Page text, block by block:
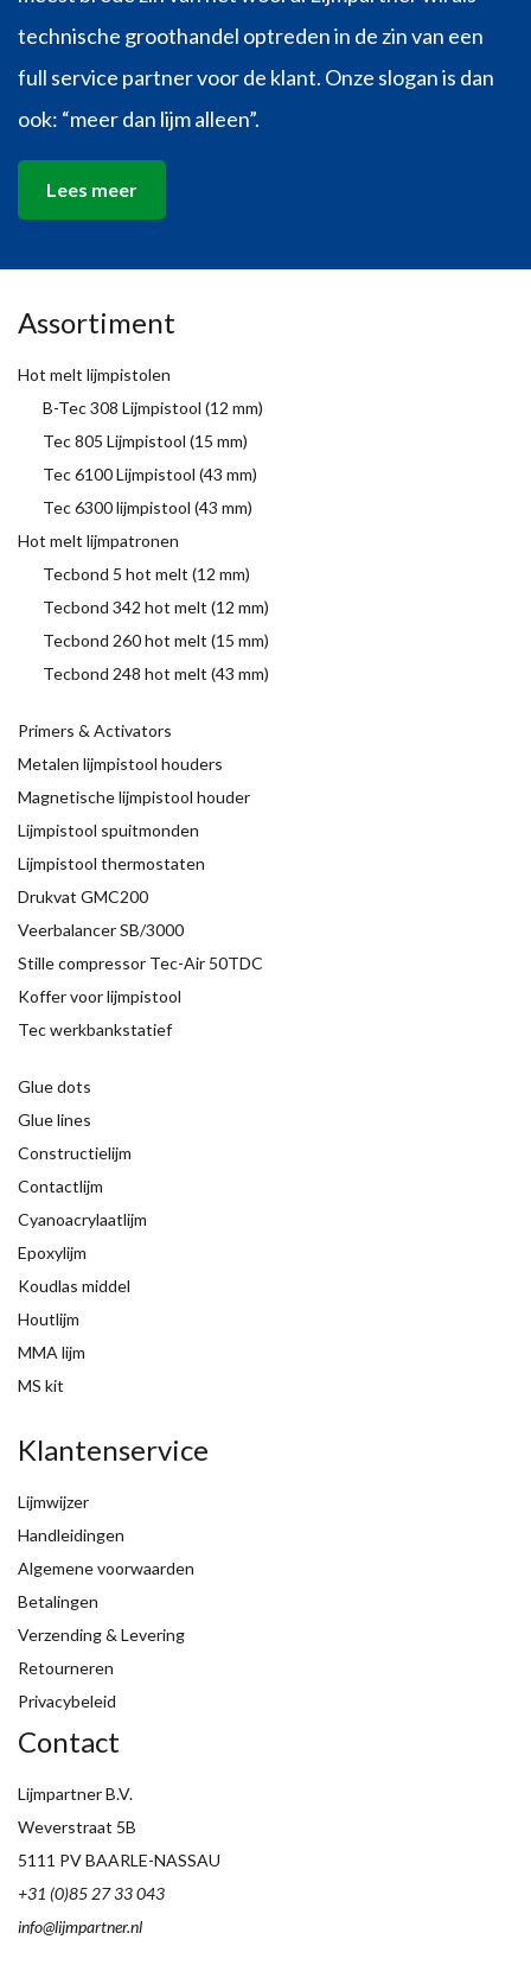
technische groothandel optreden in de zin van een
full service partner voor de klant. Onze slogan is dan
ook: “meer dan lijm alleen”.
Lees meer
Assortiment
Hot melt lijmpistolen
B-Tec 308 Lijmpistool (12 mm)
Tec 805 Lijmpistool (15 mm)
Tec 6100 Lijmpistool (43 mm)
Tec 6300 lijmpistool (43 mm)
Hot melt lijmpatronen
Tecbond 5 hot melt (12 mm)
Tecbond 342 hot melt (12 mm)
Tecbond 260 hot melt (15 mm)
Tecbond 248 hot melt (43 mm)
Primers & Activators
Metalen lijmpistool houders
Magnetische lijmpistool houder
Lijmpistool spuitmonden
Lijmpistool thermostaten
Drukvat GMC200
Veerbalancer SB/3000
Stille compressor Tec-Air 50TDC
Koffer voor lijmpistool
Tec werkbankstatief
Glue dots
Glue lines
Constructielijm
Contactlijm
Cyanoacrylaatlijm
Epoxylijm
Koudlas middel
Houtlijm
MMA lijm
MS kit
Klantenservice
Lijmwijzer
Handleidingen
Algemene voorwaarden
Betalingen
Verzending & Levering
Retourneren
Privacybeleid
Contact
Lijmpartner B.V.
Weverstraat 5B
5111 PV BAARLE-NASSAU
+31 (0)85 27 33 043
info@lijmpartner.nl